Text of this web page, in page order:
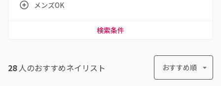
メンズOK
検索条件
28人のおすすめネイリスト おすすめ順